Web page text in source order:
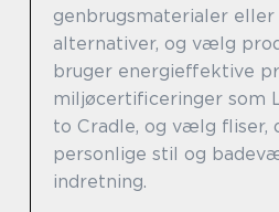
genbrugsmaterialer
alternativer, og vælg
bruger energieffektive
miljøcertificeringer som
to Cradle, og vælg fliser,
personlige stil og
indretning.